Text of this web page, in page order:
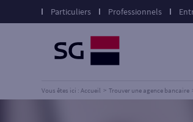
Particuliers Professionnels
Vous êtes ici : Accueil Trouver une agence bancaire